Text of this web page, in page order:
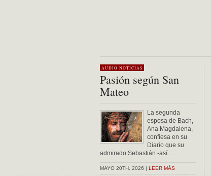
AUDIO NOTICIAS
Pasión según San
Mateo
La segunda
esposa de Bach,
Ana Magdalena,
confiesa en su
Diario que su
admirado Sebastián -así...
MAYO 20TH, 2026 | LEER MÁS